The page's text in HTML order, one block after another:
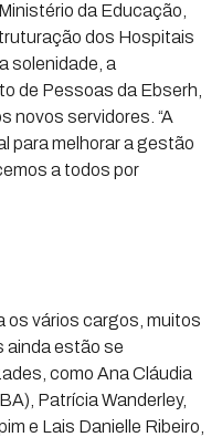
da Educação,
dos Hospitais
solenidade, a
de Pessoas da Ebserh,
novos servidores. “A
para melhorar a gestão
a todos por
os vários cargos, muitos
ainda estão se
como Ana Cláudia
Patrícia Wanderley,
e Lais Danielle Ribeiro,